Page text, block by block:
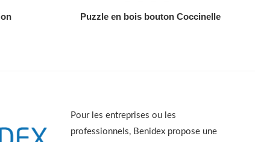
AJOUTER AU DEVIS
Puzzle en bois bouton Coccinelle
Pour les entreprises ou les
professionnels, Benidex propose une